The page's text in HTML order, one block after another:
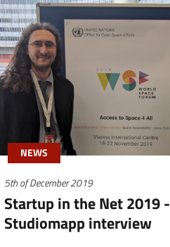
NEWS
5th of December 2019
Startup in the Net 2019 -
Studiomapp interview